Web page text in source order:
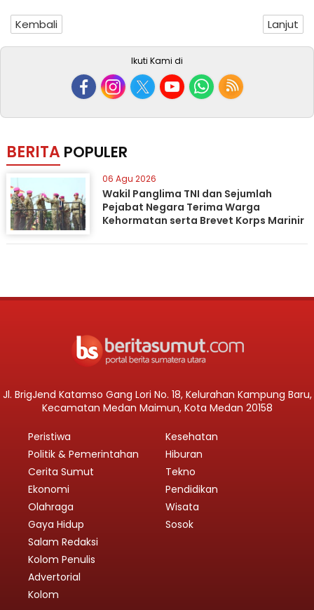
Kembali Lanjut
Ikuti Kami di
BERITA POPULER
06 Agu 2026
Wakil Panglima TNI dan Sejumlah
Pejabat Negara Terima Warga
Kehormatan serta Brevet Korps Marinir
Jl. BrigJend Katamso Gang Lori No. 18, Kelurahan Kampung Baru,
Kecamatan Medan Maimun, Kota Medan 20158
Peristiwa
Politik & Pemerintahan
Cerita Sumut
Ekonomi
Olahraga
Gaya Hidup
Kesehatan
Hiburan
Tekno
Pendidikan
Wisata
Sosok
Salam Redaksi
Kolom Penulis
Advertorial
Kolom